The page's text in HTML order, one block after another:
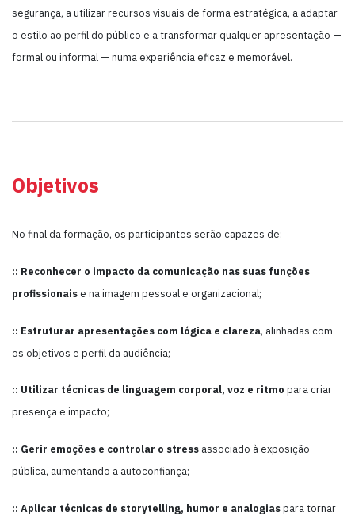
segurança, a utilizar recursos visuais de forma estratégica, a adaptar
o estilo ao perfil do público e a transformar qualquer apresentação —
formal ou informal — numa experiência eficaz e memorável.
Objetivos
No final da formação, os participantes serão capazes de:
:: Reconhecer o impacto da comunicação nas suas funções
profissionais e na imagem pessoal e organizacional;
:: Estruturar apresentações com lógica e clareza, alinhadas com
os objetivos e perfil da audiência;
:: Utilizar técnicas de linguagem corporal, voz e ritmo para criar
presença e impacto;
:: Gerir emoções e controlar o stress associado à exposição
pública, aumentando a autoconfiança;
:: Aplicar técnicas de storytelling, humor e analogiaspara tornar